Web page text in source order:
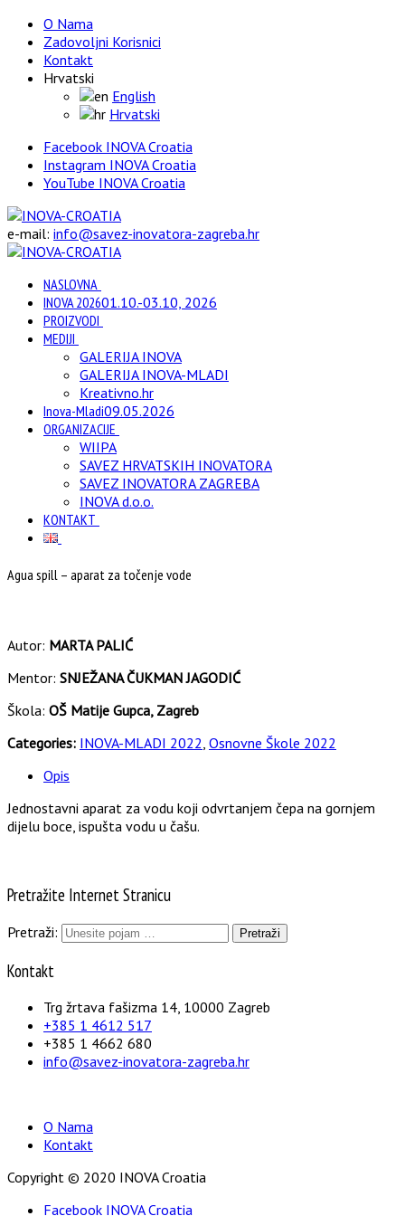
O Nama
Zadovoljni Korisnici
Kontakt
Hrvatski
English
Hrvatski
Facebook INOVA Croatia
Instagram INOVA Croatia
YouTube INOVA Croatia
e-mail: info@savez-inovatora-zagreba.hr
NASLOVNA
INOVA 202601.10.-03.10, 2026
PROIZVODI
MEDIJI
GALERIJA INOVA
GALERIJA INOVA-MLADI
Kreativno.hr
Inova-Mladi09.05.2026
ORGANIZACIJE
WIIPA
SAVEZ HRVATSKIH INOVATORA
SAVEZ INOVATORA ZAGREBA
INOVA d.o.o.
KONTAKT
Agua spill – aparat za točenje vode
Autor: MARTA PALIĆ
Mentor: SNJEŽANA ČUKMAN JAGODIĆ
Škola: OŠ Matije Gupca, Zagreb
Categories: INOVA-MLADI 2022 Osnovne Škole 2022
Opis
Jednostavni aparat za vodu koji odvrtanjem čepa na gornjem
dijelu boce, ispušta vodu u čašu.
Pretražite Internet Stranicu
Pretraži:
Kontakt
Trg žrtava fašizma 14, 10000 Zagreb
+385 1 4612 517
+385 1 4662 680
info@savez-inovatora-zagreba.hr
O Nama
Kontakt
Copyright © 2020 INOVA Croatia
Facebook INOVA Croatia